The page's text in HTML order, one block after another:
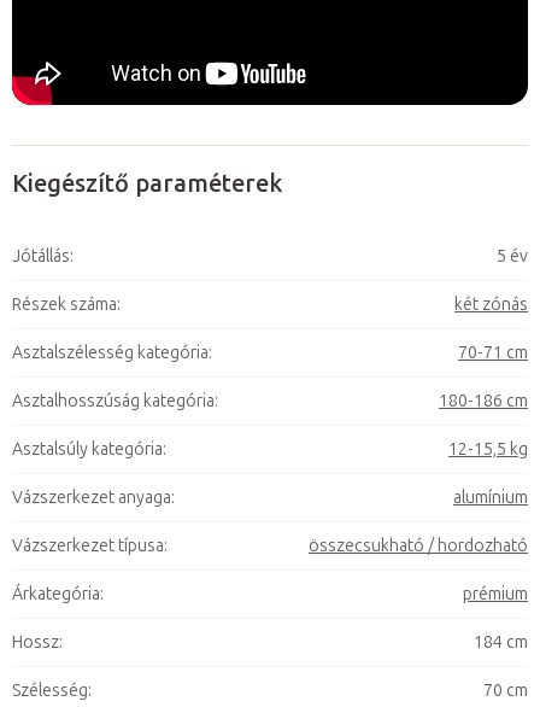
Kiegészítő paraméterek
Jótállás: 5 év
Részek száma: két zónás
Asztalszélesség kategória: 70-71 cm
Asztalhosszúság kategória: 180-186 cm
Asztalsúly kategória: 12-15,5 kg
Vázszerkezet anyaga: alumínium
Vázszerkezet típusa: összecsukható / hordozható
Árkategória: prémium
Hossz: 184 cm
Szélesség: 70 cm